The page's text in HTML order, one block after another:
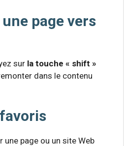
page vers
sur la touche « shift »
dans le contenu
une page ou un site Web